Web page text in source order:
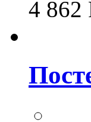
4 862